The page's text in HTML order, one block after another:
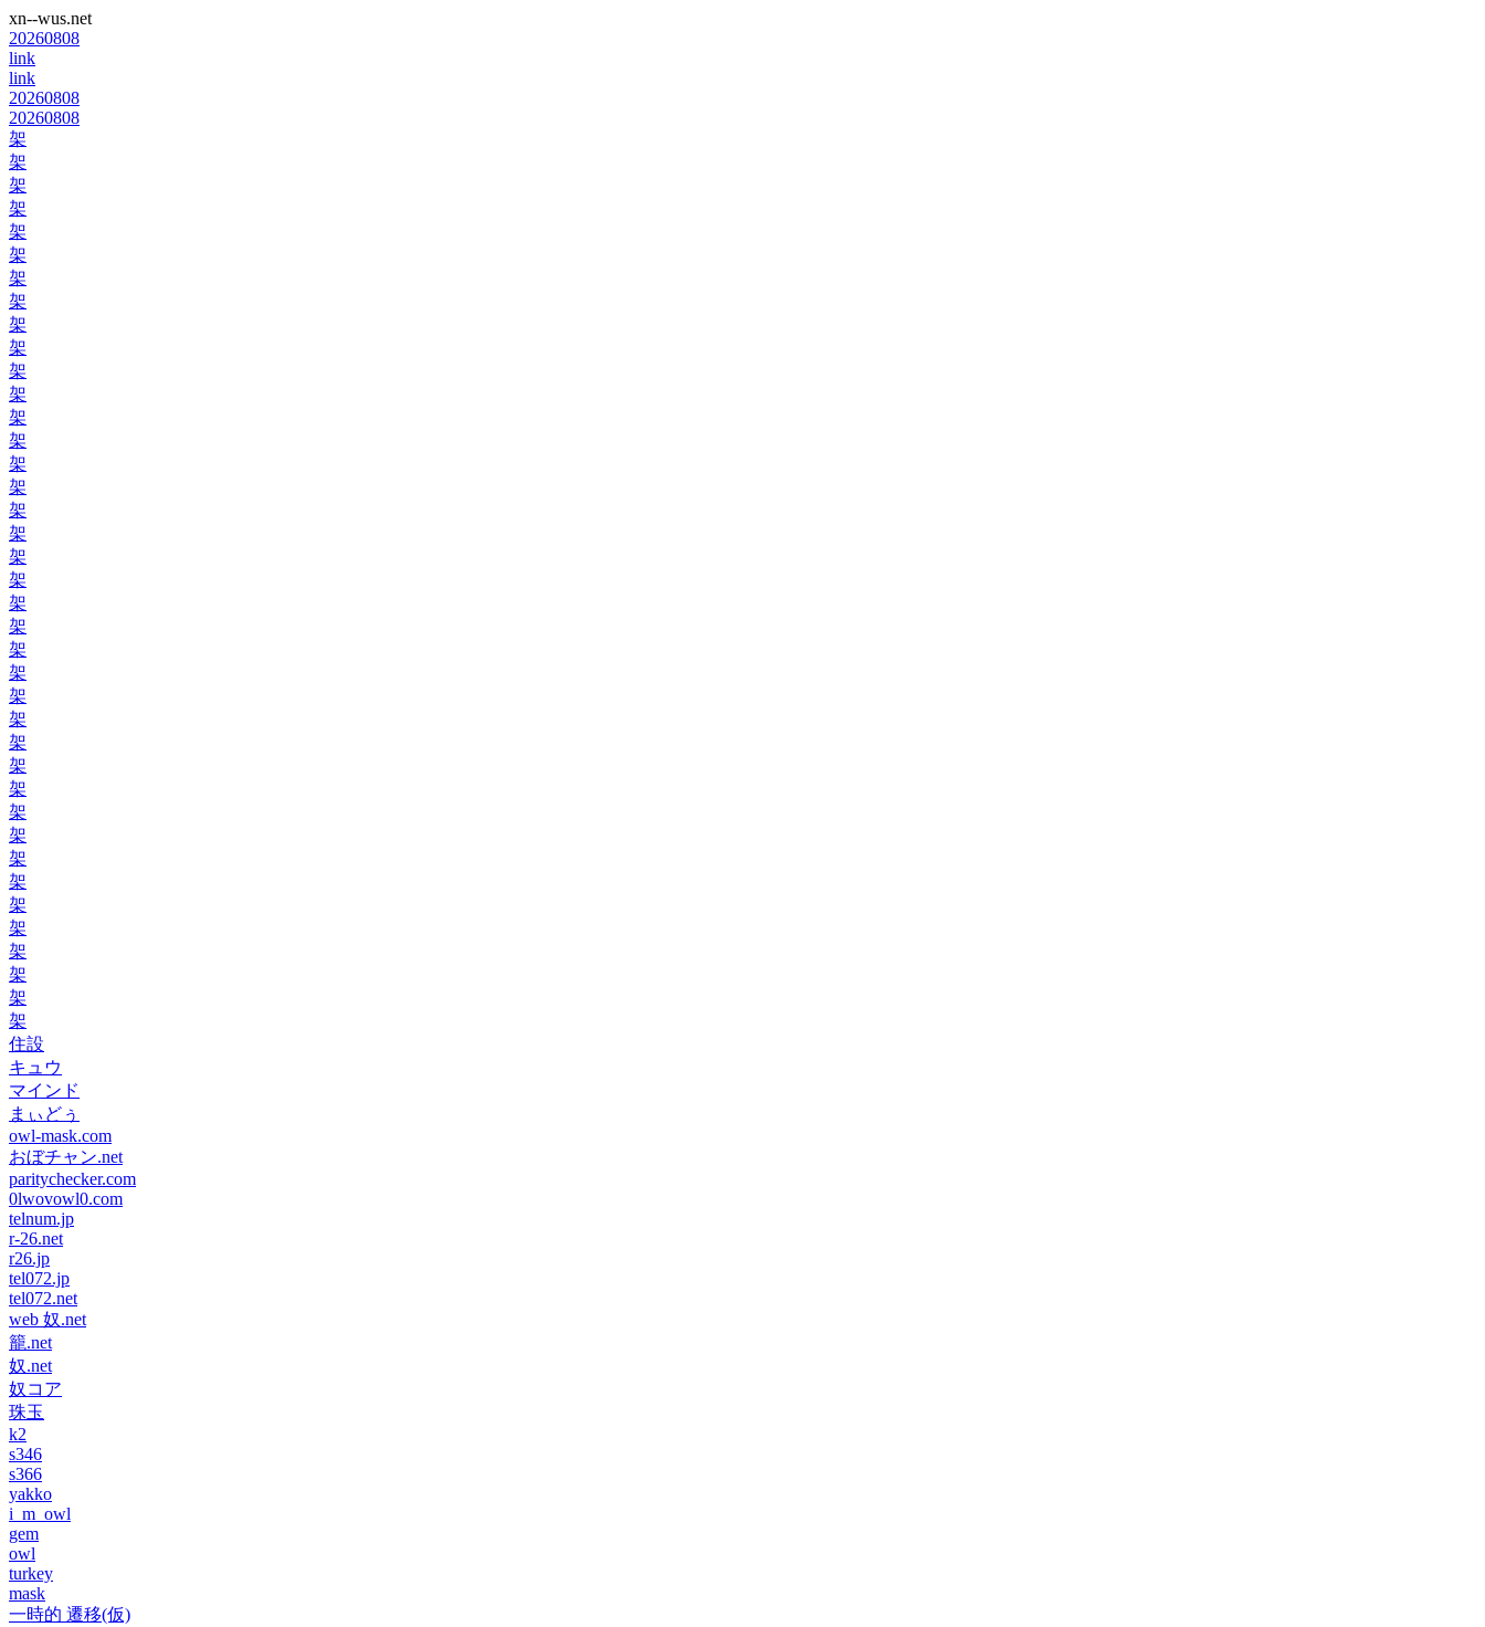
xn--wus.net
20260808
link
link
20260808
20260808
架
架
架
架
架
架
架
架
架
架
架
架
架
架
架
架
架
架
架
架
架
架
架
架
架
架
架
架
架
架
架
架
架
架
架
架
架
架
架
住設
キュウ
マインド
まぃどぅ
owl-mask.com
おぼチャン.net
paritychecker.com
0lwovowl0.com
telnum.jp
r-26.net
r26.jp
tel072.jp
tel072.net
web 奴.net
籠.net
奴.net
奴コア
珠玉
k2
s346
s366
yakko
i_m_owl
gem
owl
turkey
mask
一時的 遷移(仮)